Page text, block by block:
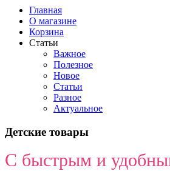
Главная
О магазине
Корзина
Статьи
Важное
Полезное
Новое
Статьи
Разное
Актуальное
Детские товары
С быстрым и